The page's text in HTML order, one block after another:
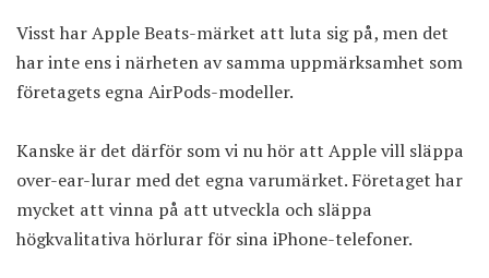
Visst har Apple Beats-märket att luta sig på, men det
har inte ens i närheten av samma uppmärksamhet som
företagets egna AirPods-modeller.
Kanske är det därför som vi nu hör att Apple vill släppa
over-ear-lurar med det egna varumärket. Företaget har
mycket att vinna på att utveckla och släppa
högkvalitativa hörlurar för sina iPhone-telefoner.